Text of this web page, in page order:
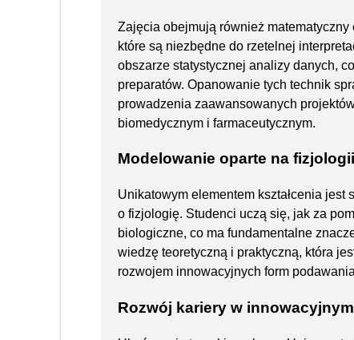
Zajęcia obejmują również matematyczny
które są niezbędne do rzetelnej
obszarze statystycznej analizy danych,
preparatów. Opanowanie tych technik
prowadzenia zaawansowanych
biomedycznym i farmaceutycznym.
Modelowanie oparte na fizjologii
Unikatowym elementem kształcenia
o fizjologię. Studenci uczą się, jak za
biologiczne, co ma fundamentalne
wiedzę teoretyczną i praktyczną, która
rozwojem innowacyjnych form
Rozwój kariery w